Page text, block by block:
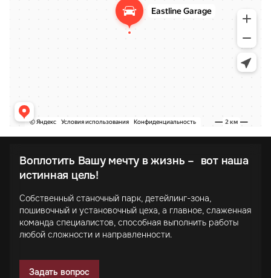
Воплотить Вашу мечту в жизнь – вот наша
истинная цель!
Собственный станочный парк, детейлинг-зона,
пошивочный и установочный цеха, а главное, слаженная
команда специалистов, способная выполнить работы
любой сложности и направленности.
Задать вопрос